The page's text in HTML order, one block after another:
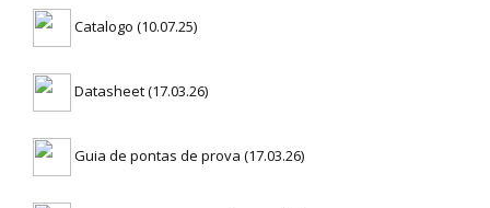
Catalogo (10.07.25)
Datasheet (17.03.26)
Guia de pontas de prova (17.03.26)